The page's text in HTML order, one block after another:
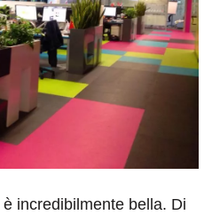
è incredibilmente bella. Di